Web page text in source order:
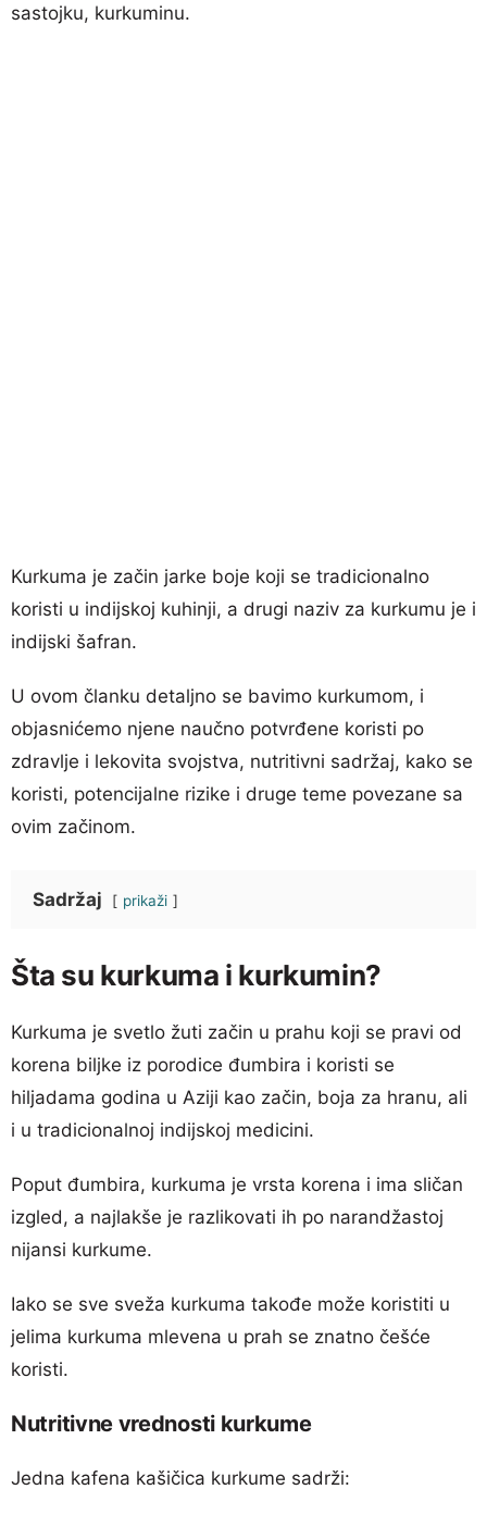
sastojku, kurkuminu.
Kurkuma je začin jarke boje koji se tradicionalno
koristi u indijskoj kuhinji, a drugi naziv za kurkumu je i
indijski šafran.
U ovom članku detaljno se bavimo kurkumom, i
objasnićemo njene naučno potvrđene koristi po
zdravlje i lekovita svojstva, nutritivni sadržaj, kako se
koristi, potencijalne rizike i druge teme povezane sa
ovim začinom.
Sadržaj prikaži
Šta su kurkuma i kurkumin?
Kurkuma je svetlo žuti začin u prahu koji se pravi od
korena biljke iz porodice đumbira i koristi se
hiljadama godina u Aziji kao začin, boja za hranu, ali
i u tradicionalnoj indijskoj medicini.
Poput đumbira, kurkuma je vrsta korena i ima sličan
izgled, a najlakše je razlikovati ih po narandžastoj
nijansi kurkume.
Iako se sve sveža kurkuma takođe može koristiti u
jelima kurkuma mlevena u prah se znatno češće
koristi.
Nutritivne vrednosti kurkume
Jedna kafena kašičica kurkume sadrži: